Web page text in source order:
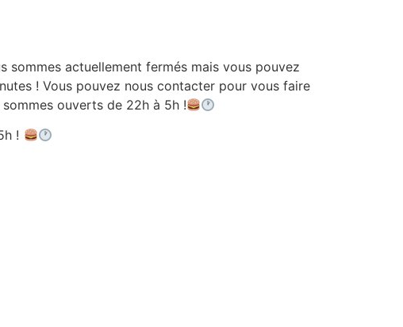
sommes actuellement fermés mais vous pouvez
! Vous pouvez nous contacter pour vous faire
ouverts de 22h à 5h !
!